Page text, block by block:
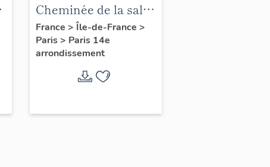
Cheminée de la salle
des mariages
France > Île-de-France >
Paris> Paris 14e
arrondissement